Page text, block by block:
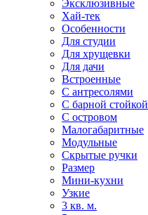
Эксклюзивные
Хай-тек
Особенности
Для студии
Для хрущевки
Для дачи
Встроенные
С антресолями
С барной стойкой
С островом
Малогабаритные
Модульные
Скрытые ручки
Размер
Мини-кухни
Узкие
3 кв. м.